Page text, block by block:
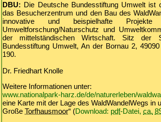
DBU: Die Deutsche Bundesstiftung Umwelt ist
das Besucherzentrum und den Bau des
innovative und beispielhafte
Umweltforschung/Naturschutz und
der mittelständischen Wirtschaft. Sitz der
Bundesstiftung Umwelt, An der Bornau 2,
190.
Dr. Friedhart Knolle
Weitere Informationen unter:
www.nationalpark-harz.de/de/naturerleben/
eine Karte mit der Lage des WaldWandelWegs in
Große Torfhausmoor“ (Download: pdf-Datei, ca.